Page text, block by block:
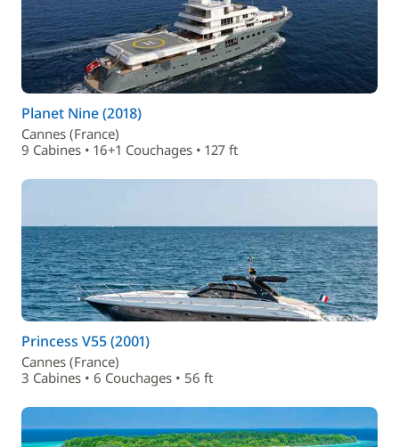
Planet Nine (2018)
Cannes (France)
9 Cabines • 16+1 Couchages • 127 ft
Princess V55 (2001)
Cannes (France)
3 Cabines • 6 Couchages • 56 ft